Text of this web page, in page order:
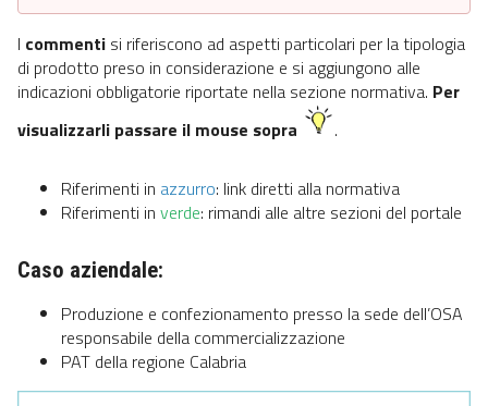
I commenti si riferiscono ad aspetti particolari per la tipologia
di prodotto preso in considerazione e si aggiungono alle
indicazioni obbligatorie riportate nella sezione normativa. Per
visualizzarli passare il mouse sopra
.
Riferimenti in azzurro: link diretti alla normativa
Riferimenti in verde: rimandi alle altre sezioni del portale
Caso aziendale:
Produzione e confezionamento presso la sede dell’OSA
responsabile della commercializzazione
PAT della regione Calabria